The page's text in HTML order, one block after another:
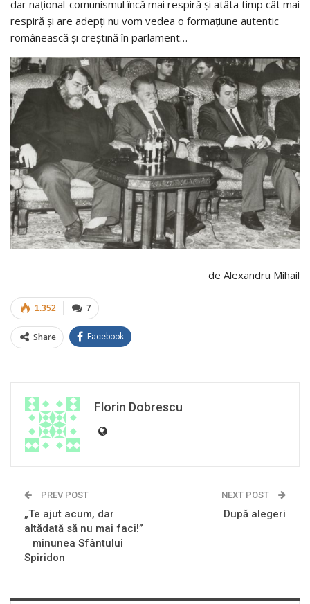
dar național-comunismul încă mai respiră și atâta timp cât mai
respiră și are adepți nu vom vedea o formațiune autentic
românească și creștină în parlament…
de Alexandru Mihail
7
1.352
Share Facebook
Florin Dobrescu
PREV POST
„Te ajut acum, dar
altădată să nu mai faci!”
‒ minunea Sfântului
Spiridon
NEXT POST
După alegeri